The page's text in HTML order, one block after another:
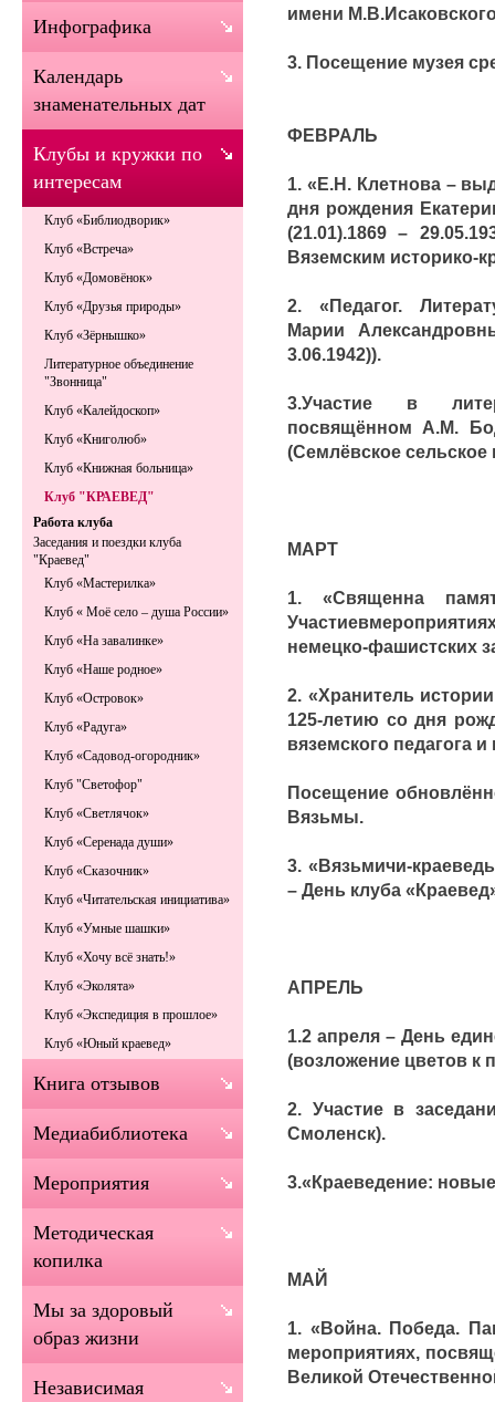
имени
3. Посещение музея
ФЕВРАЛЬ
1. «Е.Н. Клетнова –
дня рождения
(21.01).1869 –
Вяземским историко-
2. «Педагог.
Марии
3.06.1942)).
3.Участие в
посвящённом А.М.
(Семлёвское сельское
МАРТ
1. «Священна
немецко-фашистских
2. «Хранитель
125-летию со дня
вяземского педагога и
Посещение
Вязьмы.
3. «Вязьмичи-
– День клуба
АПРЕЛЬ
1.2 апреля – День
(возложение цветов к
2. Участие в
Смоленск).
3.«Краеведение:
МАЙ
1. «Война. Победа.
мероприятиях,
Великой
Инфографика
Календарь
знаменательных дат
Клубы и кружки по
интересам
Клуб «Библиодворик»
Клуб «Встреча»
Клуб «Домовёнок»
Клуб «Друзья природы»
Клуб «Зёрнышко»
Литературное объединение
"Звонница"
Клуб «Калейдоскоп»
Клуб «Книголюб»
Клуб «Книжная больница»
Клуб "КРАЕВЕД"
Работа клуба
Заседания и поездки клуба
"Краевед"
Клуб «Мастерилка»
Клуб « Моё село – душа России»
Клуб «На завалинке»
Клуб «Наше родное»
Клуб «Островок»
Клуб «Радуга»
Клуб «Садовод-огородник»
Клуб "Светофор"
Клуб «Светлячок»
Клуб «Серенада души»
Клуб «Сказочник»
Клуб «Читательская инициатива»
Клуб «Умные шашки»
Клуб «Хочу всё знать!»
Клуб «Эколята»
Клуб «Экспедиция в прошлое»
Клуб «Юный краевед»
Книга отзывов
Медиабиблиотека
Мероприятия
Методическая
копилка
Мы за здоровый
образ жизни
Независимая